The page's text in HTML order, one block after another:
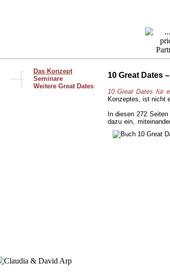
┌
Das Konzept
──┼
Seminare
└
Weitere Great Dates
10 Great Dates
10 Great Dates für
Konzeptes, ist nicht
In diesen 272
dazu ein,